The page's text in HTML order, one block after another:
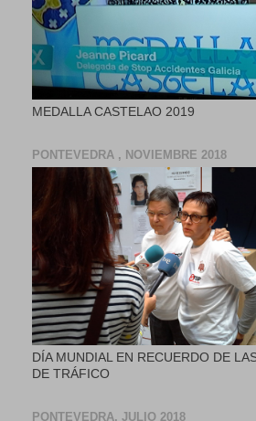
MEDALLA CASTELAO 2019
PONTEVEDRA , NOVIEMBRE 2018
DÍA MUNDIAL EN RECUERDO DE
DE TRÁFICO
PONTEVEDRA, JULIO 2018